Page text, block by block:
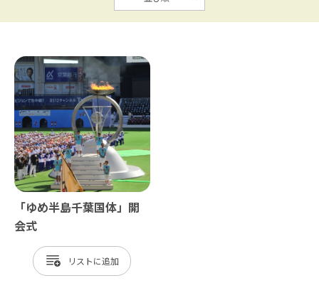
「ゆめ半島千葉国体」開
会式
リスト